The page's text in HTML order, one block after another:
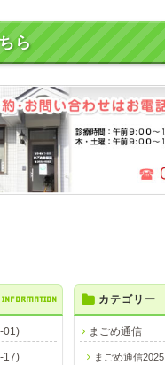
ら
INFORMATION
01)
17)
カテゴリー
まごめ通信
まごめ通信2025